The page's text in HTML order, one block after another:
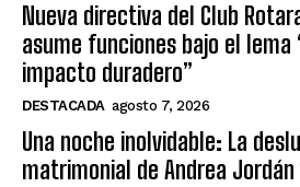
Nueva directiva del Club
asume funciones bajo el lema
impacto duradero”
DESTACADA agosto 7, 2026
Una noche inolvidable: La
matrimonial de Andrea